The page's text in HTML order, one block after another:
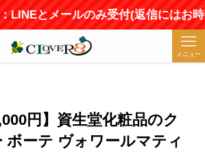
とメールのみ受付(返信にはお時
メニュー
円】資生堂化粧品のク
ボーテ ヴォワールマティ